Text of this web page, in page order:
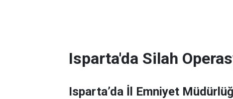
Isparta'da Silah
Isparta’da İl Emniyet